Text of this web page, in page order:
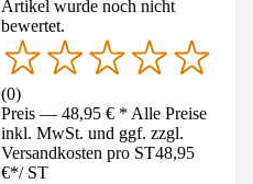
Artikel wurde noch nicht
bewertet.
(0)
Preis — 48,95 € * Alle Preise
inkl. MwSt. und ggf. zzgl.
Versandkosten pro ST48,95
€*/ ST